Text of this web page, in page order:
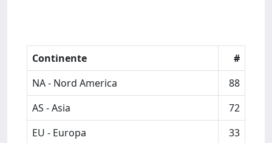
Continente
#
NA - Nord America
88
AS - Asia
72
EU - Europa
33